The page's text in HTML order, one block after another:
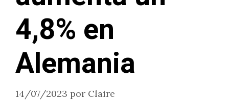
4,8% en
Alemania
14/07/2023 por Claire